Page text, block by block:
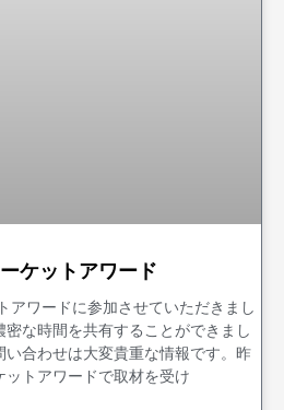
ケットアワード
アワードに参加させていただきまし
な時間を共有することができまし
い合わせは大変貴重な情報です。昨
トアワードで取材を受け